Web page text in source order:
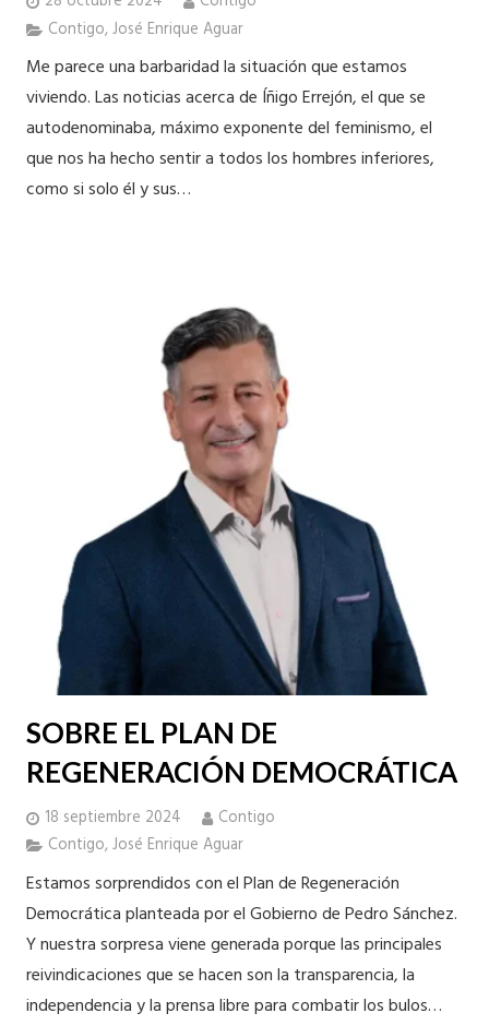
Contigo,José Enrique Aguar
Me parece una barbaridad la situación que estamos
viviendo. Las noticias acerca de Íñigo Errejón, el que se
autodenominaba, máximo exponente del feminismo, el
que nos ha hecho sentir a todos los hombres inferiores,
como si solo él y sus…
SOBRE EL PLAN DE
REGENERACIÓN DEMOCRÁTICA
18 septiembre 2024
Contigo
Contigo,José Enrique Aguar
Estamos sorprendidos con el Plan de Regeneración
Democrática planteada por el Gobierno de Pedro Sánchez.
Y nuestra sorpresa viene generada porque las principales
reivindicaciones que se hacen son la transparencia, la
independencia y la prensa libre para combatir los bulos…